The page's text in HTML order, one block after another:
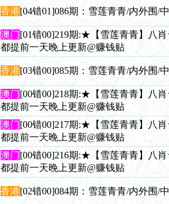
香港[04错01]086期：雪莲青青/内外围/
澳门[01错00]219期:★【雪莲青青】八
都提前一天晚上更新@赚钱贴
香港[03错00]085期：雪莲青青/内外围/
澳门[00错00]218期:★【雪莲青青】八
都提前一天晚上更新@赚钱贴
澳门[00错00]217期:★【雪莲青青】八
都提前一天晚上更新@赚钱贴
澳门[00错00]216期:★【雪莲青青】八
都提前一天晚上更新@赚钱贴
香港[02错00]084期：雪莲青青/内外围/